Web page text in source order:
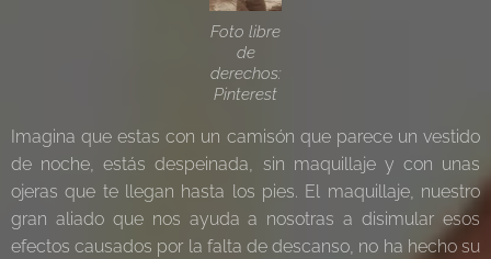
Foto libre
de
derechos:
Pinterest
Imagina que estas con un camisón que parece un vestido
de noche, estás despeinada, sin maquillaje y con unas
ojeras que te llegan hasta los pies. El maquillaje, nuestro
gran aliado que nos ayuda a nosotras a disimular esos
efectos causados por la falta de descanso, no ha hecho su